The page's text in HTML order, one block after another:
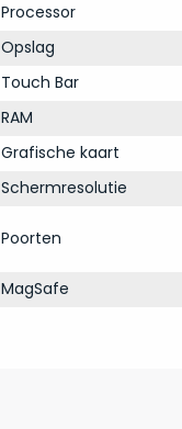
Processor
Opslag
Touch Bar
RAM
Grafische kaart
Schermresolutie
Poorten
MagSafe